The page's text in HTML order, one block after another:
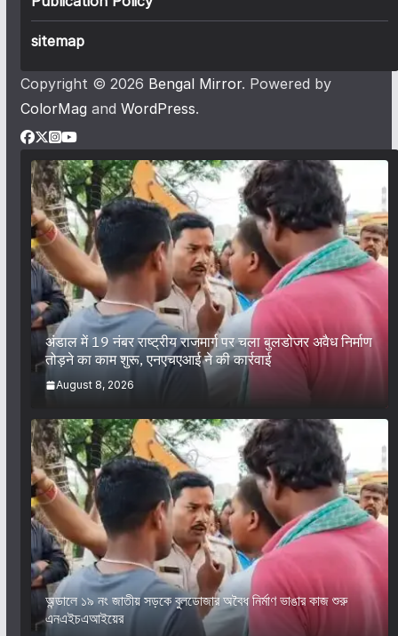
sitemap
Copyright © 2026 Bengal Mirror. Powered by
ColorMag and WordPress.
अंडाल में 19 नंबर राष्ट्रीय राजमार्ग पर चला बुलडोजर अवैध निर्माण
तोड़ने का काम शुरू, एनएचएआई ने की कार्रवाई
August 8, 2026
অন্ডালে ১৯ নং জাতীয় সড়কে বুলডোজার অবৈধ নির্মাণ ভাঙার কাজ শুরু
এনএইচএআইয়ের